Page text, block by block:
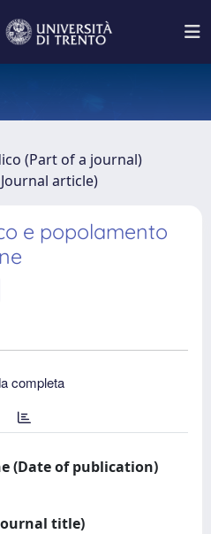
(Part of a journal)
article)
e popolamento
completa
(Date of publication)
title)